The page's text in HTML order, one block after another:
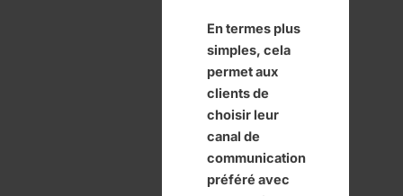
En termes plus
simples, cela
permet aux
clients de
choisir leur
canal de
communication
préféré avec